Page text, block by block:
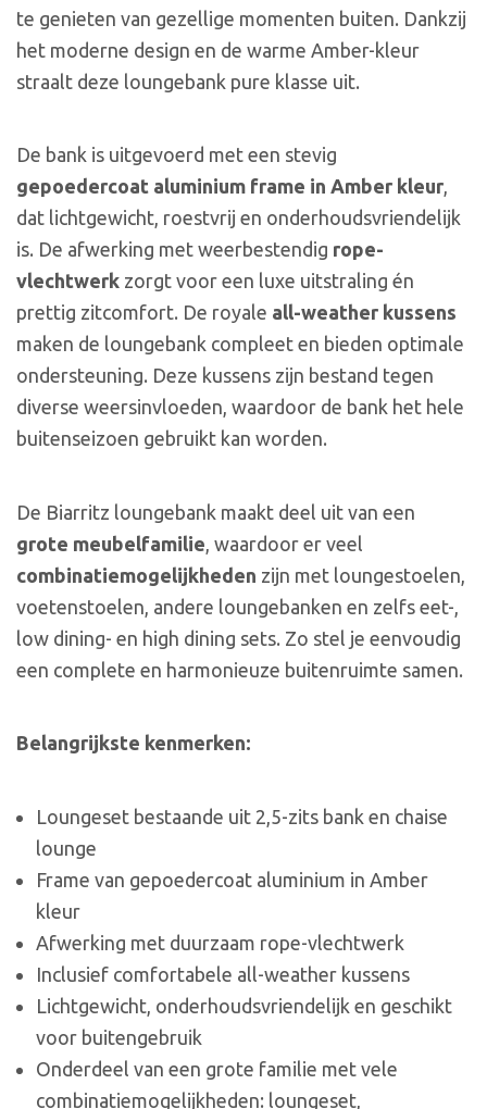
te genieten van gezellige momenten buiten. Dankzij
het moderne design en de warme Amber-kleur
straalt deze loungebank pure klasse uit.
De bank is uitgevoerd met een stevig
gepoedercoat aluminium frame in Amber kleur,
dat lichtgewicht, roestvrij en onderhoudsvriendelijk
is. De afwerking met weerbestendig rope-
vlechtwerk zorgt voor een luxe uitstraling én
prettig zitcomfort. De royale all-weather kussens
maken de loungebank compleet en bieden optimale
ondersteuning. Deze kussens zijn bestand tegen
diverse weersinvloeden, waardoor de bank het hele
buitenseizoen gebruikt kan worden.
De Biarritz loungebank maakt deel uit van een
grote meubelfamilie , waardoor er veel
combinatiemogelijkheden zijn met loungestoelen,
voetenstoelen, andere loungebanken en zelfs eet-,
low dining- en high dining sets. Zo stel je eenvoudig
een complete en harmonieuze buitenruimte samen.
Belangrijkste kenmerken:
Loungeset bestaande uit 2,5-zits bank en chaise
lounge
Frame van gepoedercoat aluminium in Amber
kleur
Afwerking met duurzaam rope-vlechtwerk
Inclusief comfortabele all-weather kussens
Lichtgewicht, onderhoudsvriendelijk en geschikt
voor buitengebruik
Onderdeel van een grote familie met vele
combinatiemogelijkheden: loungeset,